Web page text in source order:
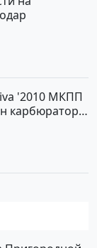
'2010 МКПП
карбюратор